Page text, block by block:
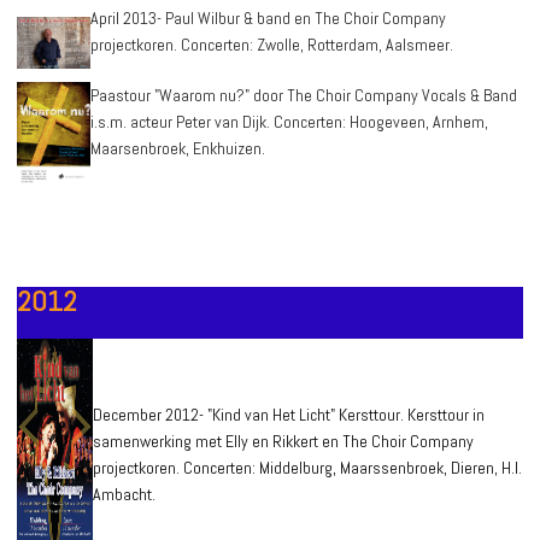
April 2013- Paul Wilbur & band en The Choir Company
projectkoren. Concerten: Zwolle, Rotterdam, Aalsmeer.
Paastour "Waarom nu?" door The Choir Company Vocals & Band
i.s.m. acteur Peter van Dijk. Concerten: Hoogeveen, Arnhem,
Maarsenbroek, Enkhuizen.
2012
December 2012- "Kind van Het Licht" Kersttour. Kersttour in
samenwerking met Elly en Rikkert en The Choir Company
projectkoren. Concerten: Middelburg, Maarssenbroek, Dieren, H.I.
Ambacht.